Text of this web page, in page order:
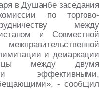
в Душанбе заседания
по торгово-
между
и Совместной
и демаркации
между двумя
эффективными,
- сообщил